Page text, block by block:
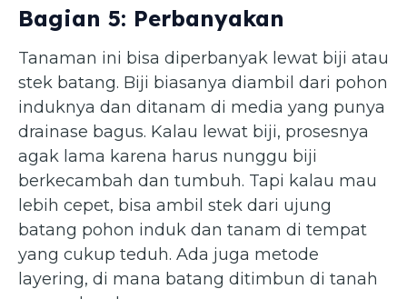
Bagian 5: Perbanyakan
Tanaman ini bisa diperbanyak lewat biji atau
stek batang. Biji biasanya diambil dari pohon
induknya dan ditanam di media yang punya
drainase bagus. Kalau lewat biji, prosesnya
agak lama karena harus nunggu biji
berkecambah dan tumbuh. Tapi kalau mau
lebih cepet, bisa ambil stek dari ujung
batang pohon induk dan tanam di tempat
yang cukup teduh. Ada juga metode
layering, di mana batang ditimbun di tanah